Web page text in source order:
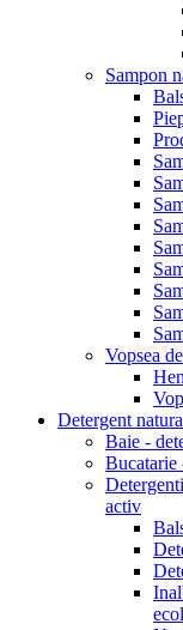
Sampon
Vopsea
Detergent
Baie -
Bucatarie
activ